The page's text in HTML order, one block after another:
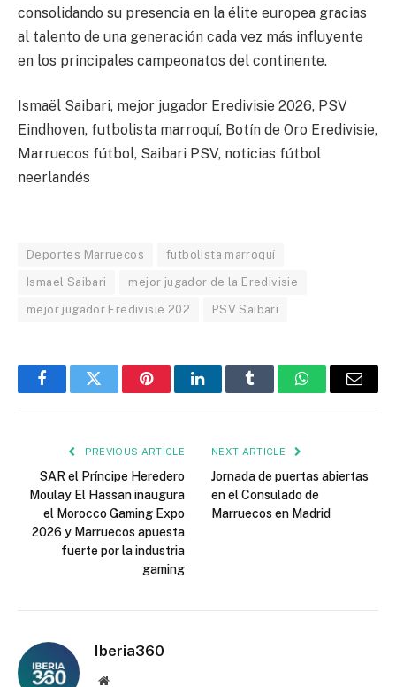
consolidando su presencia en la élite europea gracias
al talento de una generación cada vez más influyente
en los principales campeonatos del continente.
Ismaël Saibari, mejor jugador Eredivisie 2026, PSV
Eindhoven, futbolista marroquí, Botín de Oro Eredivisie,
Marruecos fútbol, Saibari PSV, noticias fútbol
neerlandés
Deportes Marruecos futbolista marroquí
Ismael Saibari mejor jugador de la Eredivisie
mejor jugador Eredivisie 202 PSV Saibari
FacebookTwitter PinterestLinkedInTumblr WhatsAppEmail
PREVIOUS ARTICLE
SAR el Príncipe Heredero
Moulay El Hassan inaugura
el Morocco Gaming Expo
2026 y Marruecos apuesta
fuerte por la industria
gaming
NEXT ARTICLE
Jornada de puertas abiertas
en el Consulado de
Marruecos en Madrid
Iberia360
Website